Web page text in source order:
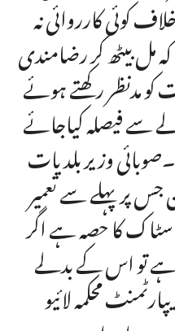
کوئی کارروائی نہ
مل بیٹھ کر رضامندی
مدنظر رکھتے ہوئے
سے فیصلہ کیاجائے
وزیر بلدیات
ایکڑ زمین جس پر پہلے سے تعمیر
کا حصہ ہے اگر
ہے تو اس کے بدلے
محکمہ لائیو